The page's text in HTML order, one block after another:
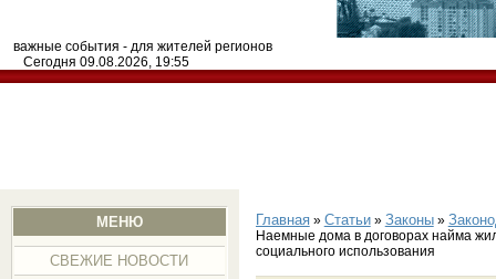
важные события - для жителей регионов
Сегодня 09.08.2026, 19:55
МЕНЮ
СВЕЖИЕ НОВОСТИ
Главная» Статьи» Законы»
Наемные дома в договорах найма
социального использования